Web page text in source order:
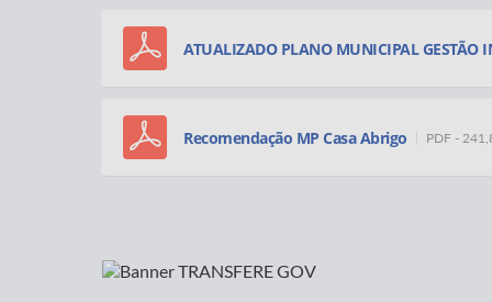
ATUALIZADO PLANO MUNICIPAL GESTÃO
Recomendação MP Casa Abrigo PDF -